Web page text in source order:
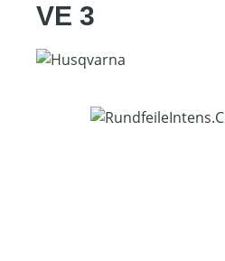
VE 3
Bildergalerie überspringen